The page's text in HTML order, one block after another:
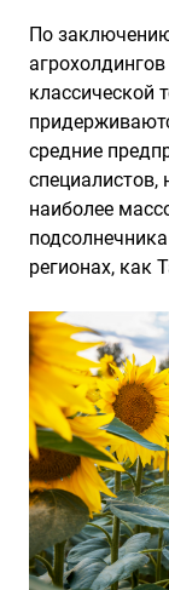
По
классической
средние
специалистов,
наиболее
регионах, как